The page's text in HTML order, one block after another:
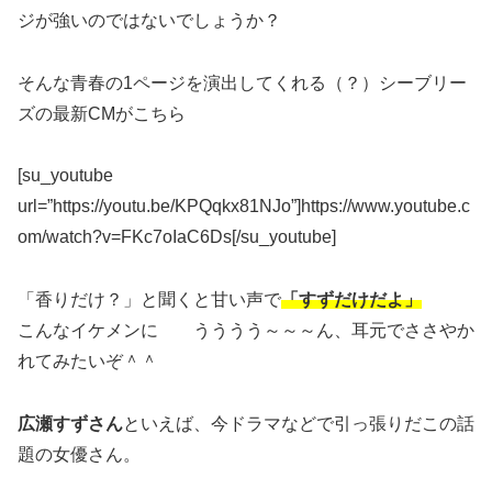
ジが強いのではないでしょうか？
そんな青春の1ページを演出してくれる（？）シーブリー
ズの最新CMがこちら
[su_youtube
url=”https://youtu.be/KPQqkx81NJo”]https://www.youtube.c
om/watch?v=FKc7oIaC6Ds[/su_youtube]
「香りだけ？」と聞くと甘い声で「すずだけだよ」
こんなイケメンに うううう～～～ん、耳元でささやか
れてみたいぞ＾＾
広瀬すずさんといえば、今ドラマなどで引っ張りだこの話
題の女優さん。